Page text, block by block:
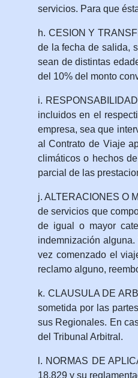
servicios. Para que
h. CESION Y
de la fecha de salida,
sean de distintas
del 10% del monto
i.
incluidos en el
empresa, sea que
al Contrato de Viaje
climáticos o hechos
parcial de las
j. ALTERACIONES O
de servicios que
de igual o mayor
indemnización
vez comenzado el
reclamo alguno,
k. CLAUSULA DE
sometida por las
sus Regionales. En
del Tribunal Arbitral.
l. NORMAS DE
18.829 y su